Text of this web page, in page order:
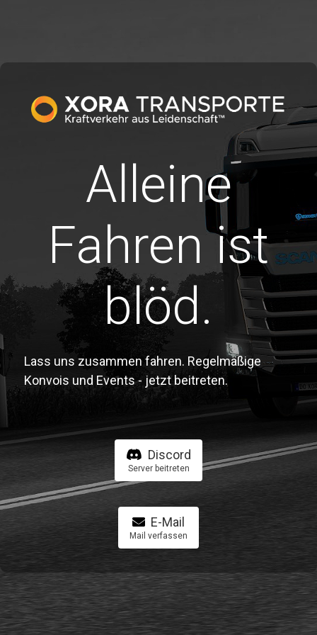
Alleine
Fahren ist
blöd.
Lass uns zusammen fahren. Regelmäßige
Konvois und Events - jetzt beitreten.
Discord
Server beitreten
E-Mail
Mail verfassen